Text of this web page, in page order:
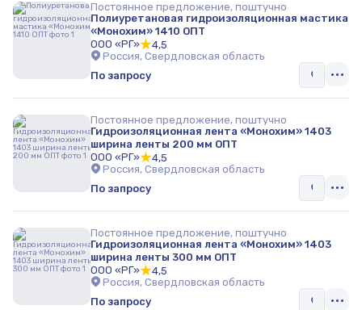
Постоянное предложение, поштучно
Полиуретановая гидроизоляционная мастика
«Монохим» 1410 ОПТ
ООО «РГ»
4,5
Россия, Свердловская область
По запросу
Постоянное предложение, поштучно
Гидроизоляционная лента «Монохим» 1403
ширина ленты 200 мм ОПТ
ООО «РГ»
4,5
Россия, Свердловская область
По запросу
Постоянное предложение, поштучно
Гидроизоляционная лента «Монохим» 1403
ширина ленты 300 мм ОПТ
ООО «РГ»
4,5
Россия, Свердловская область
По запросу